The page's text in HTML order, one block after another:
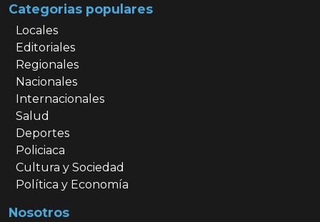
Categorias populares
Locales
Editoriales
Regionales
Nacionales
Internacionales
Salud
Deportes
Policiaca
Cultura y Sociedad
Política y Economía
Nosotros